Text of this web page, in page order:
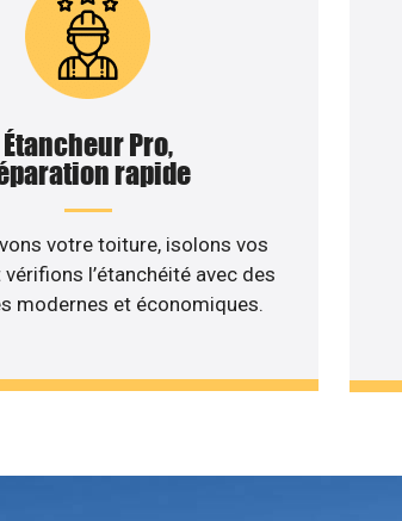
Étancheur Pro,
rapide
votre toiture, isolons vos
l’étanchéité avec des
modernes et économiques.